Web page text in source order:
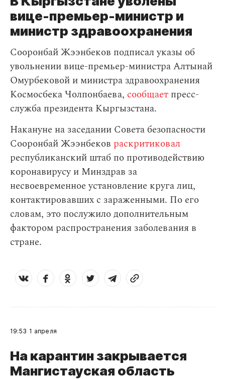
вице-премьер-министр и
министр здравоохранения
Сооронбай Жээнбеков подписал указы об
увольнении вице-премьер-министра Алтынай
Омурбековой и министра здравоохранения
Космосбека Чолпонбаева, сообщает пресс-
служба президента Кыргызстана.
Накануне на заседании Совета безопасности
Сооронбай Жээнбеков раскритиковал
республиканский штаб по противодействию
коронавирусу и Минздрав за
несвоевременное установление круга лиц,
контактировавших с зараженными. По его
словам, это послужило дополнительным
фактором распространения заболевания в
стране.
19:53 1 апреля
На карантин закрывается
Мангистауская область